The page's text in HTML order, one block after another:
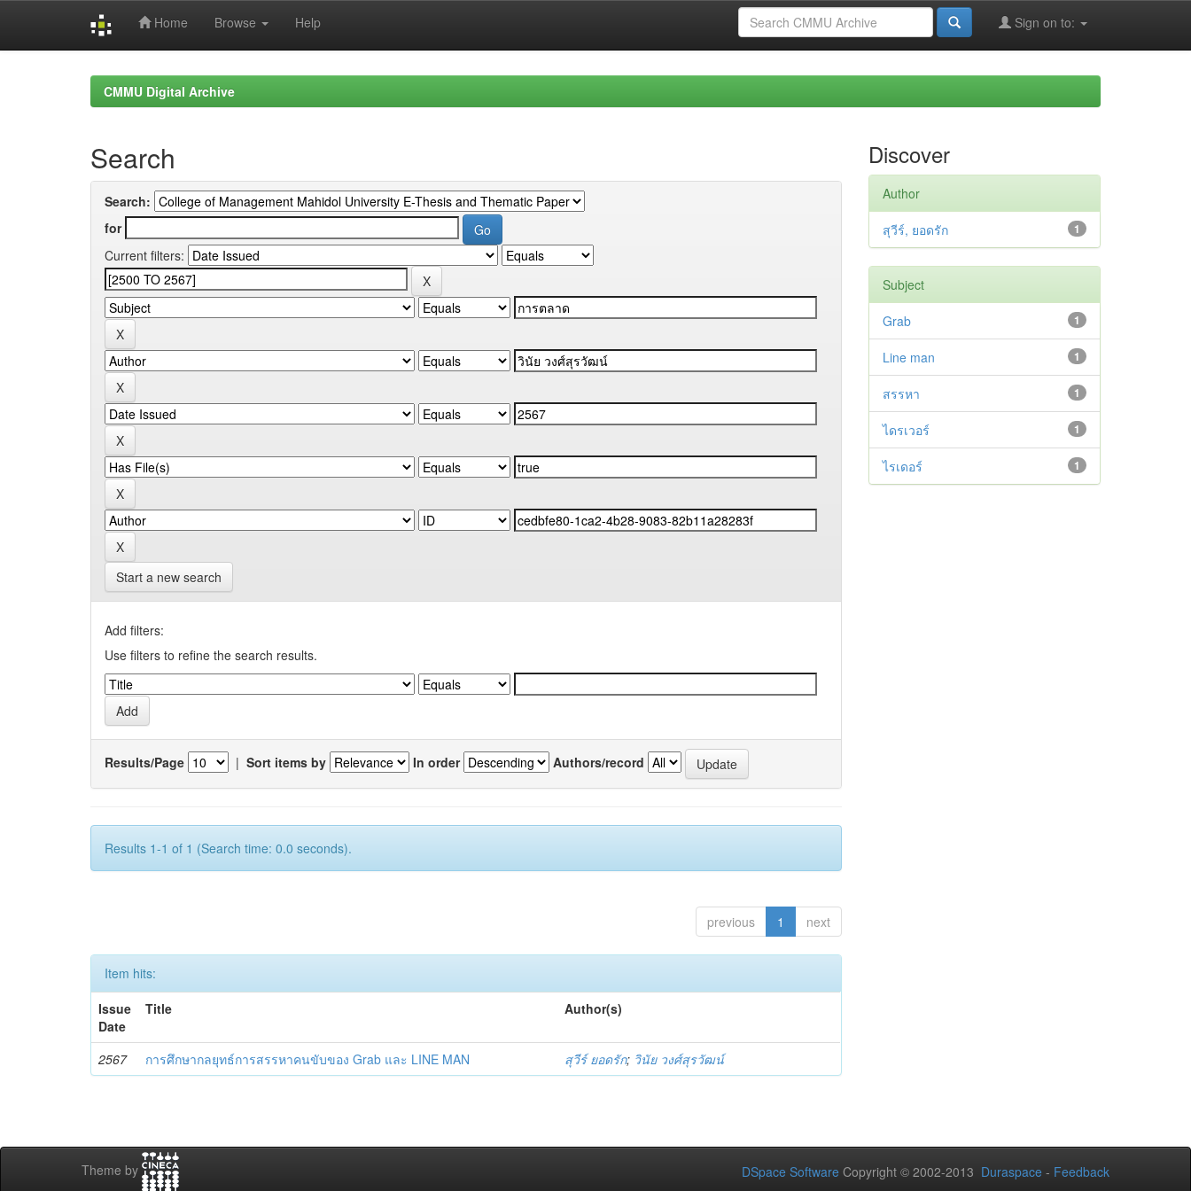
Home Browse Help Sign on to:
CMMU Digital Archive
Search
Search:
for
Current filters:
Start a new search
Add filters:
Use filters to refine the search results.
Results/Page | Sort items by In order Authors/record
Results 1-1 of 1 (Search time: 0.0 seconds).
previous 1 next
Item hits:
Issue
Date
Title Author(s)
2567 การศึกษากลยุทธ์การสรรหาคนขับของ Grab และ LINE MAN สุวีร์ ยอดรัก; วินัย วงศ์สุรวัฒน์
Discover
Author
1
สุวีร์, ยอดรัก
Subject
1
Grab
1
Line man
1
สรรหา
1
ไดรเวอร์
1
ไรเดอร์
Theme by DSpace Software Copyright © 2002-2013 Duraspace - Feedback